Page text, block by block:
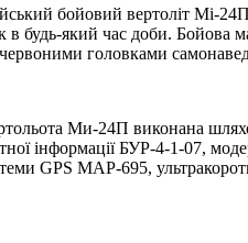
бойовий вертоліт Мі-
в будь-який час доби. Бойова
головками
Ми-24П виконана
інформації БУР-4-1-07,
GРS МАР-695,